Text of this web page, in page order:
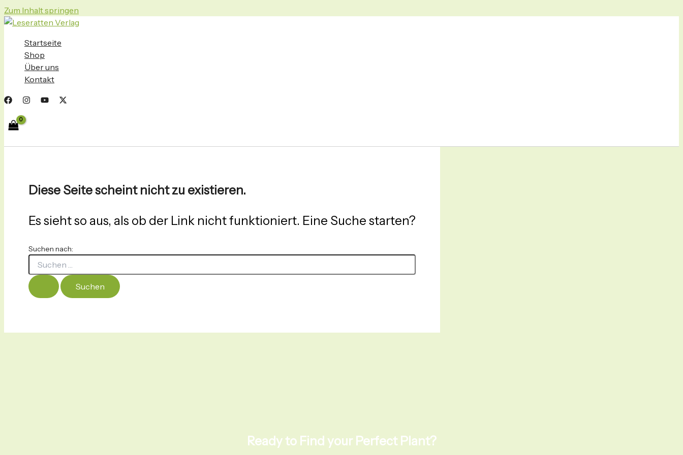
Zum Inhalt springen
Startseite
Shop
Über uns
Kontakt
Diese Seite scheint nicht zu existieren.
Es sieht so aus, als ob der Link nicht funktioniert. Eine Suche starten?
Suchen nach:
Ready to Find your Perfect Plant?